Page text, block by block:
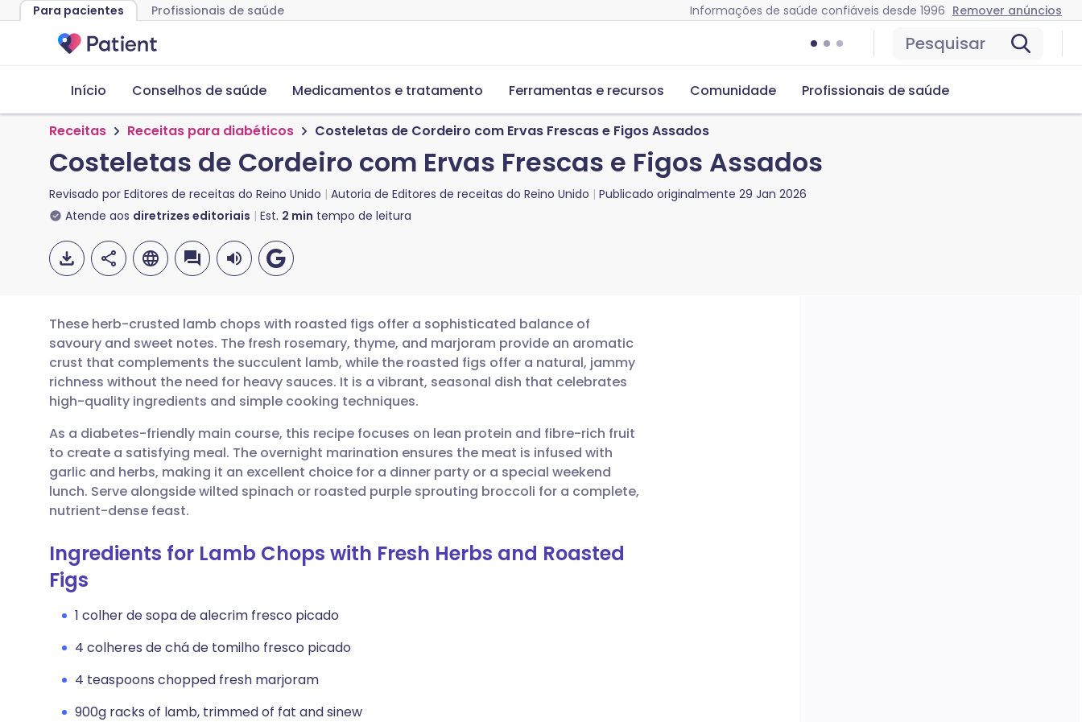
Para pacientes Profissionais de saúde Informações de saúde confiáveis desde 1996 Remover anúncios
Pesquisar
Início Conselhos de saúde Medicamentos e tratamento Ferramentas e recursos Comunidade Profissionais de saúde
Receitas Receitas para diabéticos Costeletas de Cordeiro com Ervas Frescas e Figos Assados
Costeletas de Cordeiro com Ervas Frescas e Figos Assados
Revisado por Editores de receitas do Reino Unido Autoria de Editores de receitas do Reino Unido Publicado originalmente 29 Jan 2026
Atende aos diretrizes editoriais Est. 2 min tempo de leitura
Compartilhar por e-mail
Compartilhar no Facebook
Compartilhar via LinkedIn
Compartilhar via X
Compartilhar via WhatsApp
🇬🇧 English 🇩🇪 Deutsch
🇪🇸 Español 🇫🇷 Français
🇮🇹 Italiano 🇵🇹 Português
🇮🇳 हिन्दी
🇸🇦 عربي 🇸🇪 Svenska
These herb-crusted lamb chops with roasted figs offer a sophisticated balance of
savoury and sweet notes. The fresh rosemary, thyme, and marjoram provide an aromatic
crust that complements the succulent lamb, while the roasted figs offer a natural, jammy
richness without the need for heavy sauces. It is a vibrant, seasonal dish that celebrates
high-quality ingredients and simple cooking techniques.
As a diabetes-friendly main course, this recipe focuses on lean protein and fibre-rich fruit
to create a satisfying meal. The overnight marination ensures the meat is infused with
garlic and herbs, making it an excellent choice for a dinner party or a special weekend
lunch. Serve alongside wilted spinach or roasted purple sprouting broccoli for a complete,
nutrient-dense feast.
Ingredients for Lamb Chops with Fresh Herbs and Roasted
Figs
1 colher de sopa de alecrim fresco picado
4 colheres de chá de tomilho fresco picado
4 teaspoons chopped fresh marjoram
900g racks of lamb, trimmed of fat and sinew